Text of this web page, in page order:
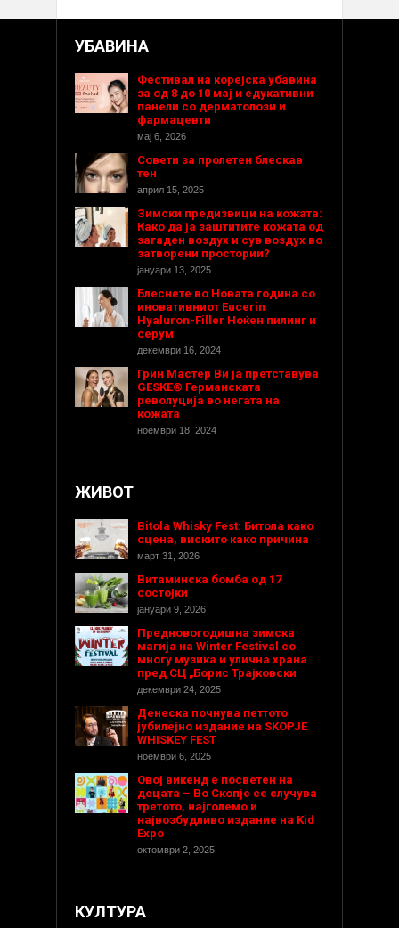
УБАВИНА
Фестивал на корејска убавина
за од 8 до 10 мај и едукативни
панели со дерматолози и
фармацевти
мај 6, 2026
Совети за пролетен блескав
тен
април 15, 2025
Зимски предизвици на кожата:
Како да ја заштитите кожата од
загаден воздух и сув воздух во
затворени простории?
јануари 13, 2025
Блеснете во Новата година со
иновативниот Eucerin
Hyaluron-Filler Ноќен пилинг и
серум
декември 16, 2024
Грин Мастер Ви ја претставува
GESKE® Германската
револуција во негата на
кожата
ноември 18, 2024
ЖИВОТ
Bitola Whisky Fest: Битола како
сцена, вискито како причина
март 31, 2026
Витаминска бомба од 17
состојки
јануари 9, 2026
Предновогодишнa зимска
магија на Winter Festival со
многу музика и улична храна
пред СЦ „Борис Трајковски
декември 24, 2025
Денеска почнува петтото
јубилејно издание на SKOPJE
WHISKEY FEST
ноември 6, 2025
Овој викенд е посветен на
децата – Во Скопје се случува
третото, најголемо и
највозбудливо издание на Kid
Expo
октомври 2, 2025
КУЛТУРА